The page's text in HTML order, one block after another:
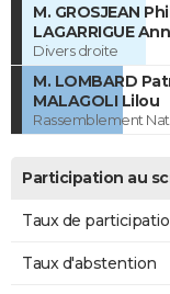
M. GROSJEAN
LAGARRIGUE
Divers droite
M. LOMBARD
MALAGOLI Lilou
Rassemblement
Participation au
Taux de
Taux d'abstention